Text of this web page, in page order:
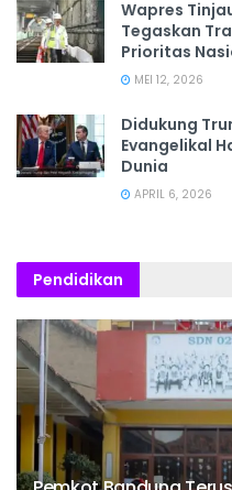
Wapres
Tegaskan
Prioritas
MEI 12, 2026
Didukung
Evangelikal
Dunia
APRIL 6, 2026
Pendidikan